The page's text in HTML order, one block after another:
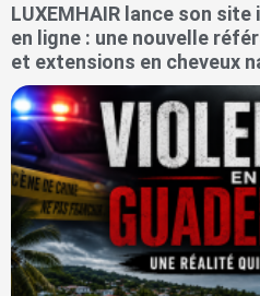
LUXEMHAIR lance son
en ligne : une nouvelle
et extensions en cheveux